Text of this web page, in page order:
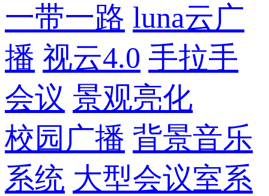
一带一路 luna云广
播 视云4.0 手拉手
会议 景观亮化
校园广播 背景音乐
系统 大型会议室系